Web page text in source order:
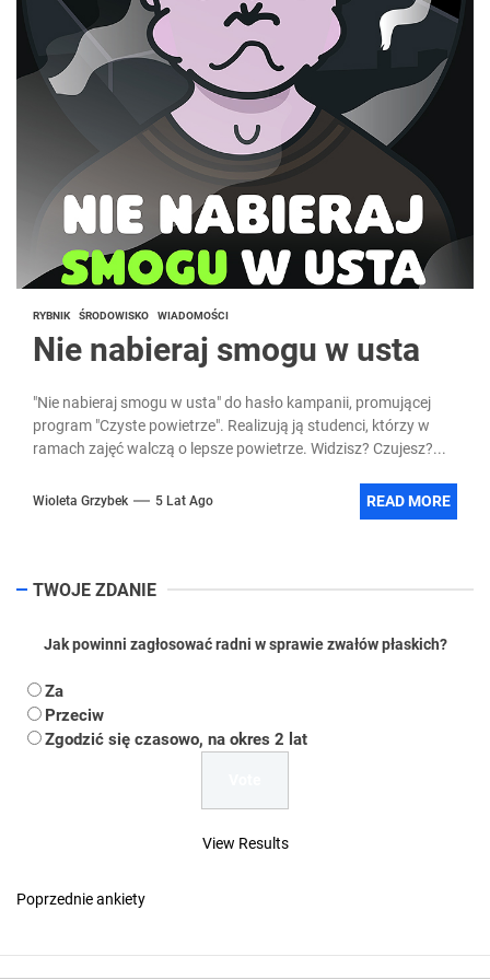
RYBNIK ŚRODOWISKO WIADOMOŚCI
Nie nabieraj smogu w usta
"Nie nabieraj smogu w usta" do hasło kampanii, promującej
program "Czyste powietrze". Realizują ją studenci, którzy w
ramach zajęć walczą o lepsze powietrze. Widzisz? Czujesz?...
Wioleta Grzybek 5 Lat Ago READ MORE
TWOJE ZDANIE
Jak powinni zagłosować radni w sprawie zwałów płaskich?
Za
Przeciw
Zgodzić się czasowo, na okres 2 lat
View Results
Poprzednie ankiety